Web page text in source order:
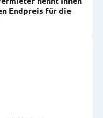
Endpreis für die